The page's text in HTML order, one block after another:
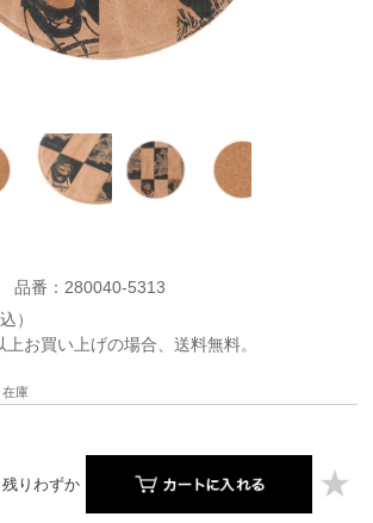
品番：280040-5313
）
お買い上げの場合、送料無料。
在庫
残りわずか